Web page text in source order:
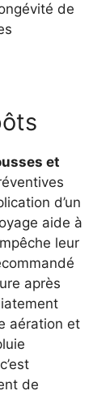
de
et
d’un
aide à
leur
après
aération et
de